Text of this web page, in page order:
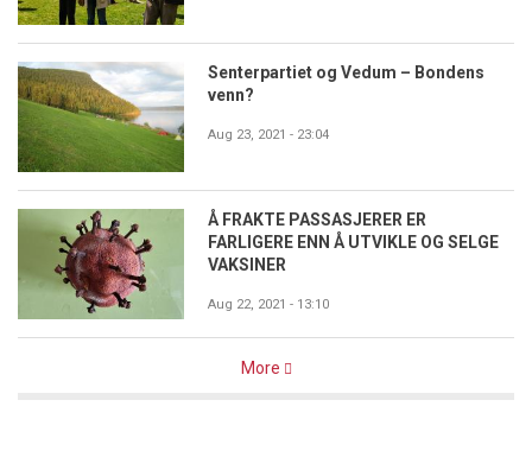
Senterpartiet og Vedum – Bondens
venn?
Aug 23, 2021 - 23:04
Å FRAKTE PASSASJERER ER
FARLIGERE ENN Å UTVIKLE OG SELGE
VAKSINER
Aug 22, 2021 - 13:10
More